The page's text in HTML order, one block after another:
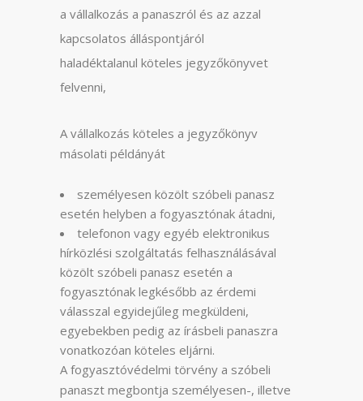
a vállalkozás a panaszról és az azzal
kapcsolatos álláspontjáról
haladéktalanul köteles jegyzőkönyvet
felvenni,
A vállalkozás köteles a jegyzőkönyv
másolati példányát
személyesen közölt szóbeli panasz
esetén helyben a fogyasztónak átadni,
telefonon vagy egyéb elektronikus
hírközlési szolgáltatás felhasználásával
közölt szóbeli panasz esetén a
fogyasztónak legkésőbb az érdemi
válasszal egyidejűleg megküldeni,
egyebekben pedig az írásbeli panaszra
vonatkozóan köteles eljárni.
A fogyasztóvédelmi törvény a szóbeli
panaszt megbontja személyesen-, illetve